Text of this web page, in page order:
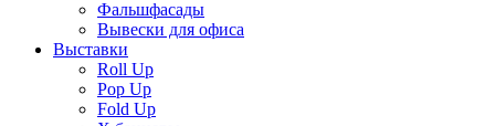
Фальшфасады
Вывески для офиса
Выставки
Roll Up
Pop Up
Fold Up